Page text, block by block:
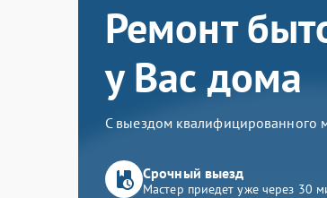
Ремонт
у Вас дома
С выездом квалифицированного
Срочный выезд
Мастер приедет уже через 30